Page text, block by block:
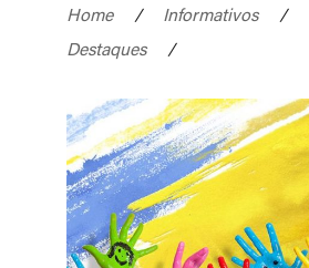
Home / Informativos /
Destaques
/